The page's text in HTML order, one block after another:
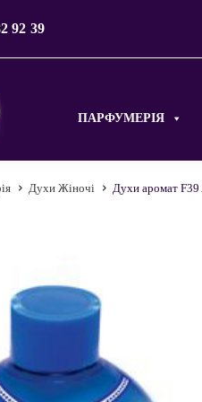
92 39
ПАРФУМЕРІЯ
Духи Жіночі Духи аромат F39